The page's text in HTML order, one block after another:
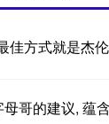
佳方式就是杰
哥的建议, 蕴